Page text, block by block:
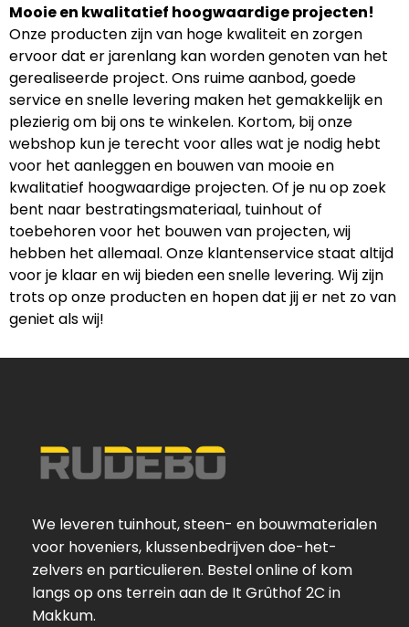
Mooie en kwalitatief hoogwaardige projecten!
Onze producten zijn van hoge kwaliteit en zorgen
ervoor dat er jarenlang kan worden genoten van het
gerealiseerde project. Ons ruime aanbod, goede
service en snelle levering maken het gemakkelijk en
plezierig om bij ons te winkelen. Kortom, bij onze
webshop kun je terecht voor alles wat je nodig hebt
voor het aanleggen en bouwen van mooie en
kwalitatief hoogwaardige projecten. Of je nu op zoek
bent naar bestratingsmateriaal, tuinhout of
toebehoren voor het bouwen van projecten, wij
hebben het allemaal. Onze klantenservice staat altijd
voor je klaar en wij bieden een snelle levering. Wij zijn
trots op onze producten en hopen dat jij er net zo van
geniet als wij!
We leveren tuinhout, steen- en bouwmaterialen
voor hoveniers, klussenbedrijven doe-het-
zelvers en particulieren. Bestel online of kom
langs op ons terrein aan de It Grûthof 2C in
Makkum.